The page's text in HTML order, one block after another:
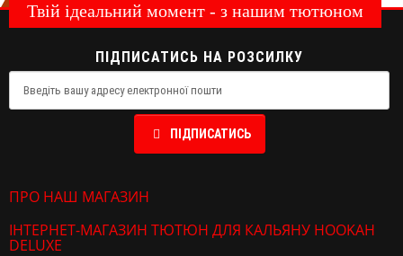
Твій ідеальний момент - з нашим тютюном
ПІДПИСАТИСЬ НА РОЗСИЛКУ
ПІДПИСАТИСЬ
ПРО НАШ МАГАЗИН
ІНТЕРНЕТ-МАГАЗИН ТЮТЮН ДЛЯ КАЛЬЯНУ HOOKAH
DELUXE